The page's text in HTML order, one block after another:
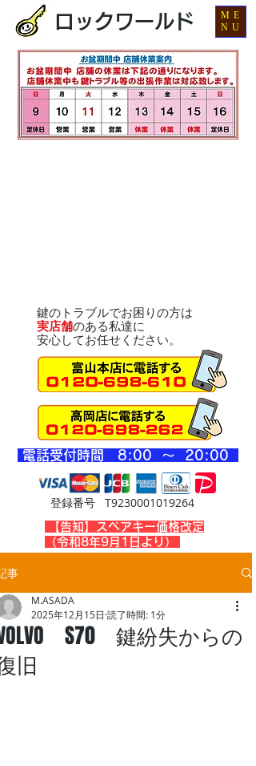
ロックワールド
鍵のトラブルでお困りの方は
実店舗のある私達に
安心してお任せください。
登録番号 T9230001019264
​電話受付時間 8:00 ～ 20:00
​【告知】スペアキー価格改定
（令和8年9月1日より）
ME
NU
事
S70 鍵紛失からの
旧
M.ASADA
2025年12月15日 読了時間: 1分